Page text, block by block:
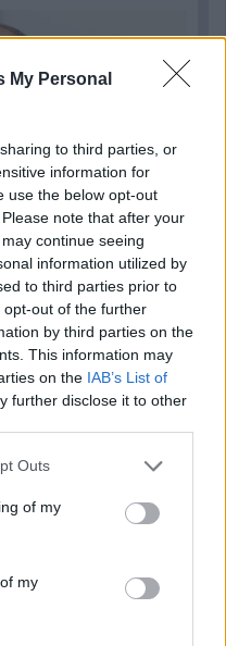
My Personal
to third parties, or
information for
use the below opt-out
note that after your
continue seeing
information utilized by
to third parties prior to
out of the further
by third parties on the
This information may
on the IAB’s List of
further disclose it to other
one or more Google
You may click to
its third-party tags to
in below Google
Outs
of my
my
az F1-es